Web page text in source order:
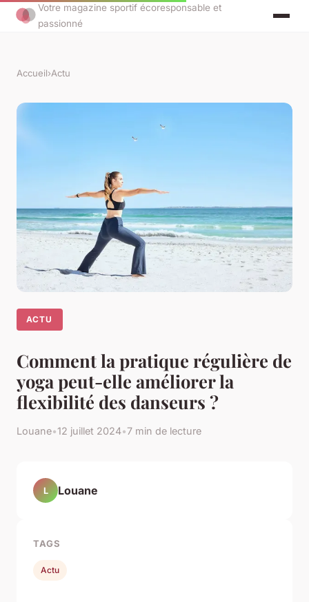
Votre magazine sportif écoresponsable et
passionné
Accueil›Actu
ACTU
Comment la pratique régulière de
yoga peut-elle améliorer la
flexibilité des danseurs ?
Louane•12 juillet 2024•7 min de lecture
L Louane
TAGS
Actu